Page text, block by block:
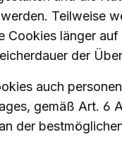
Teilweise
Cookies länger
der
auch
gemäß Art. 6
der